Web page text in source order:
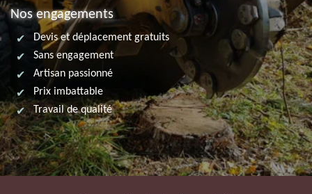
Nos engagements
Devis et déplacement gratuits
Sans engagement
Artisan passionné
Prix imbattable
Travail de qualité